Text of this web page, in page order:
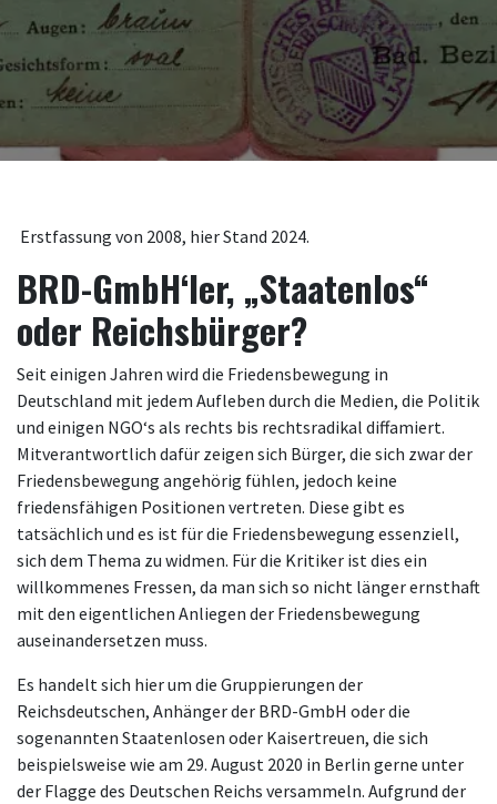
Erstfassung von 2008, hier Stand 2024.
BRD-GmbH‘ler, „Staatenlos“
oder Reichsbürger?
Seit einigen Jahren wird die Friedensbewegung in
Deutschland mit jedem Aufleben durch die Medien, die Politik
und einigen NGO‘s als rechts bis rechtsradikal diffamiert.
Mitverantwortlich dafür zeigen sich Bürger, die sich zwar der
Friedensbewegung angehörig fühlen, jedoch keine
friedensfähigen Positionen vertreten. Diese gibt es
tatsächlich und es ist für die Friedensbewegung essenziell,
sich dem Thema zu widmen. Für die Kritiker ist dies ein
willkommenes Fressen, da man sich so nicht länger ernsthaft
mit den eigentlichen Anliegen der Friedensbewegung
auseinandersetzen muss.
Es handelt sich hier um die Gruppierungen der
Reichsdeutschen, Anhänger der BRD-GmbH oder die
sogenannten Staatenlosen oder Kaisertreuen, die sich
beispielsweise wie am 29. August 2020 in Berlin gerne unter
der Flagge des Deutschen Reichs versammeln. Aufgrund der